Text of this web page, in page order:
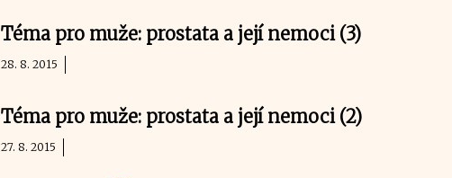
Téma pro muže: prostata a její nemoci (3)
28. 8. 2015
Téma pro muže: prostata a její nemoci (2)
27. 8. 2015